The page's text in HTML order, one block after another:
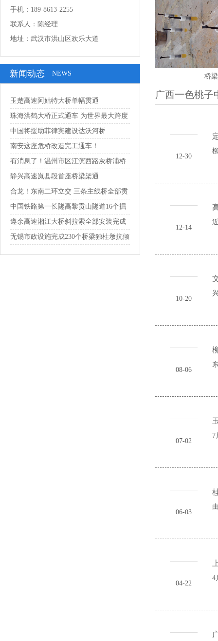
手机：189-8613-2255
联系人：陈经理
地址：武汉市洪山区欢乐大道
新闻动态 NEWS
玉楚高速阿姑特大桥单幅贯通
珠海洪鹤大桥正式通车 为世界最大跨度
串联...
中国将援助菲律宾建设达沃河桥
南安这座危桥改造完工通车！
有消息了！温州市区江滨西路灰桥浦桥
预计1...
静兴高速岚县段首座桥梁架通
合龙！东南二环立交 三条主线桥全部贯
通
中国铁路第一长隧高黎贡山隧道16个掘
进通...
遵余高速湘江大桥斜拉索全部安装完成
无锡市政设施完成230个桥梁独柱墩抗倾
桥
广西一色桃子
12-30
12-14
10-20
08-06
07-02
7
06-03
04-22
4